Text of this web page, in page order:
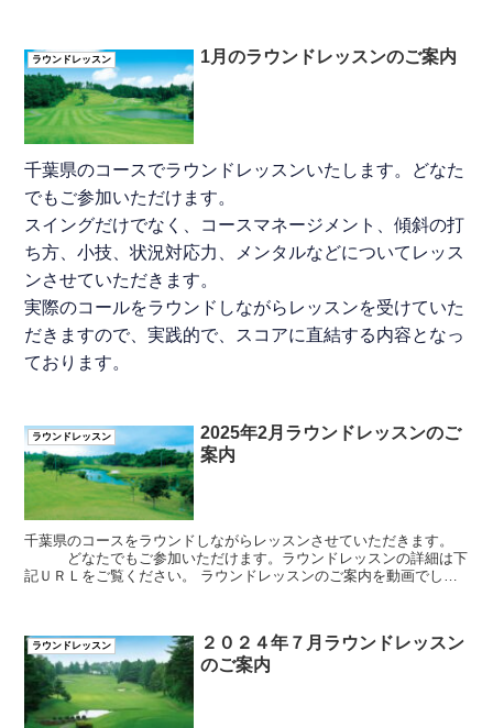
ラウンドレッスン 1月のラウンドレッスンのご案内
千葉県のコースでラウンドレッスンいたします。どなた
でもご参加いただけます。
スイングだけでなく、コースマネージメント、傾斜の打
ち方、小技、状況対応力、メンタルなどについてレッス
ンさせていただきます。
実際のコールをラウンドしながらレッスンを受けていた
だきますので、実践的で、スコアに直結する内容となっ
ております。
ラウンドレッスン
2025年2月ラウンドレッスンのご
案内
千葉県のコースをラウンドしながらレッスンさせていただきます。
どなたでもご参加いただけます。ラウンドレッスンの詳細は下
記ＵＲＬをご覧ください。 ラウンドレッスンのご案内を動画でして
ラウンドレッスン
２０２４年７月ラウンドレッスン
のご案内